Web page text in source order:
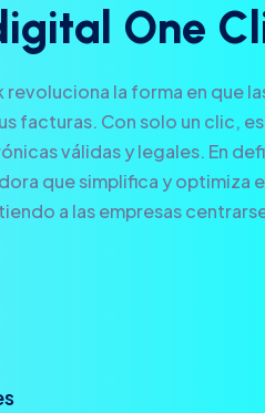
igita One C
la forma en que
facturas. Con solo un clic, es
válidas y legales. En
que simplifica y optimiza
a las empresas